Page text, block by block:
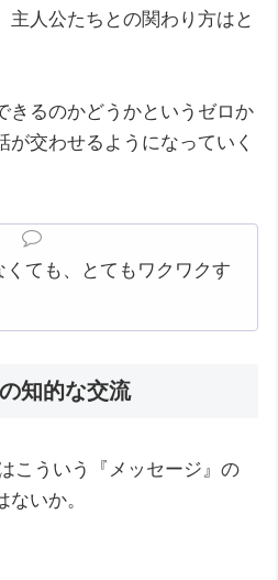
主人公たちとの関わり方はと
きるのかどうかというゼロか
が交わせるようになっていく
ても、とてもワクワクす
知的な交流
こういう『メッセージ』の
いか。